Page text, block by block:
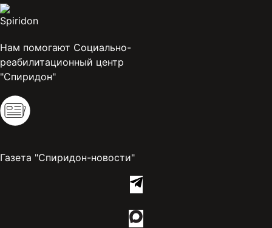
Нам помогают Социально-
реабилитационный центр
"Спиридон"
Газета "Спиридон-новости"